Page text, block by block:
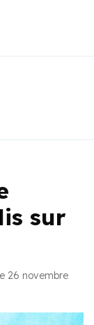
sur
26 novembre